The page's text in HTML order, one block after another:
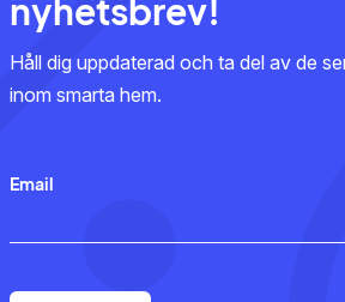
nyhetsbrev!
Håll dig uppdaterad och ta del av de
inom smarta hem.
Email